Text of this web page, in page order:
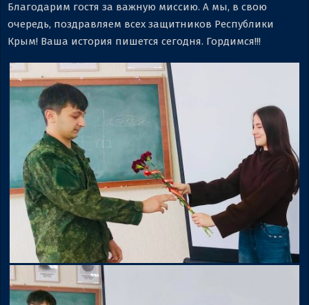
Благодарим гостя за важную миссию. А мы, в свою
очередь, поздравляем всех защитников Республики
Крым! Ваша история пишется сегодня. Гордимся!!!